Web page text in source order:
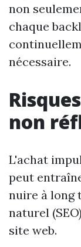
non
chaque
nécessaire.
non
L'achat
peut
nuire à long
naturel
site web.